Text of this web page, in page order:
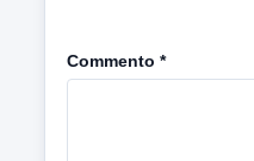
Commento *